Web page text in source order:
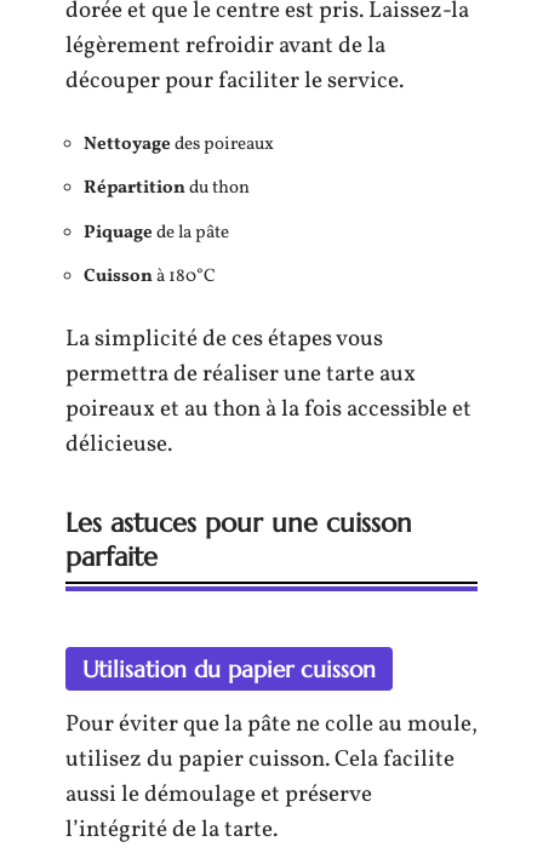
dorée et que le centre est pris. Laissez-la
légèrement refroidir avant de la
découper pour faciliter le service.
Nettoyagedes poireaux
Répartitiondu thon
Piquagede la pâte
Cuissonà 180°C
La simplicité de ces étapes vous
permettra de réaliser une tarte aux
poireaux et au thon à la fois accessible et
délicieuse.
Les astuces pour une cuisson
parfaite
Utilisation du papier cuisson
Pour éviter que la pâte ne colle au moule,
utilisez du papier cuisson. Cela facilite
aussi le démoulage et préserve
l’intégrité de la tarte.